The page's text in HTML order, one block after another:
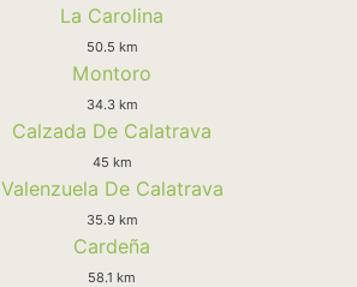
La Carolina
50.5 km
Montoro
34.3 km
Calzada De Calatrava
45 km
Valenzuela De Calatrava
35.9 km
Cardeña
58.1 km